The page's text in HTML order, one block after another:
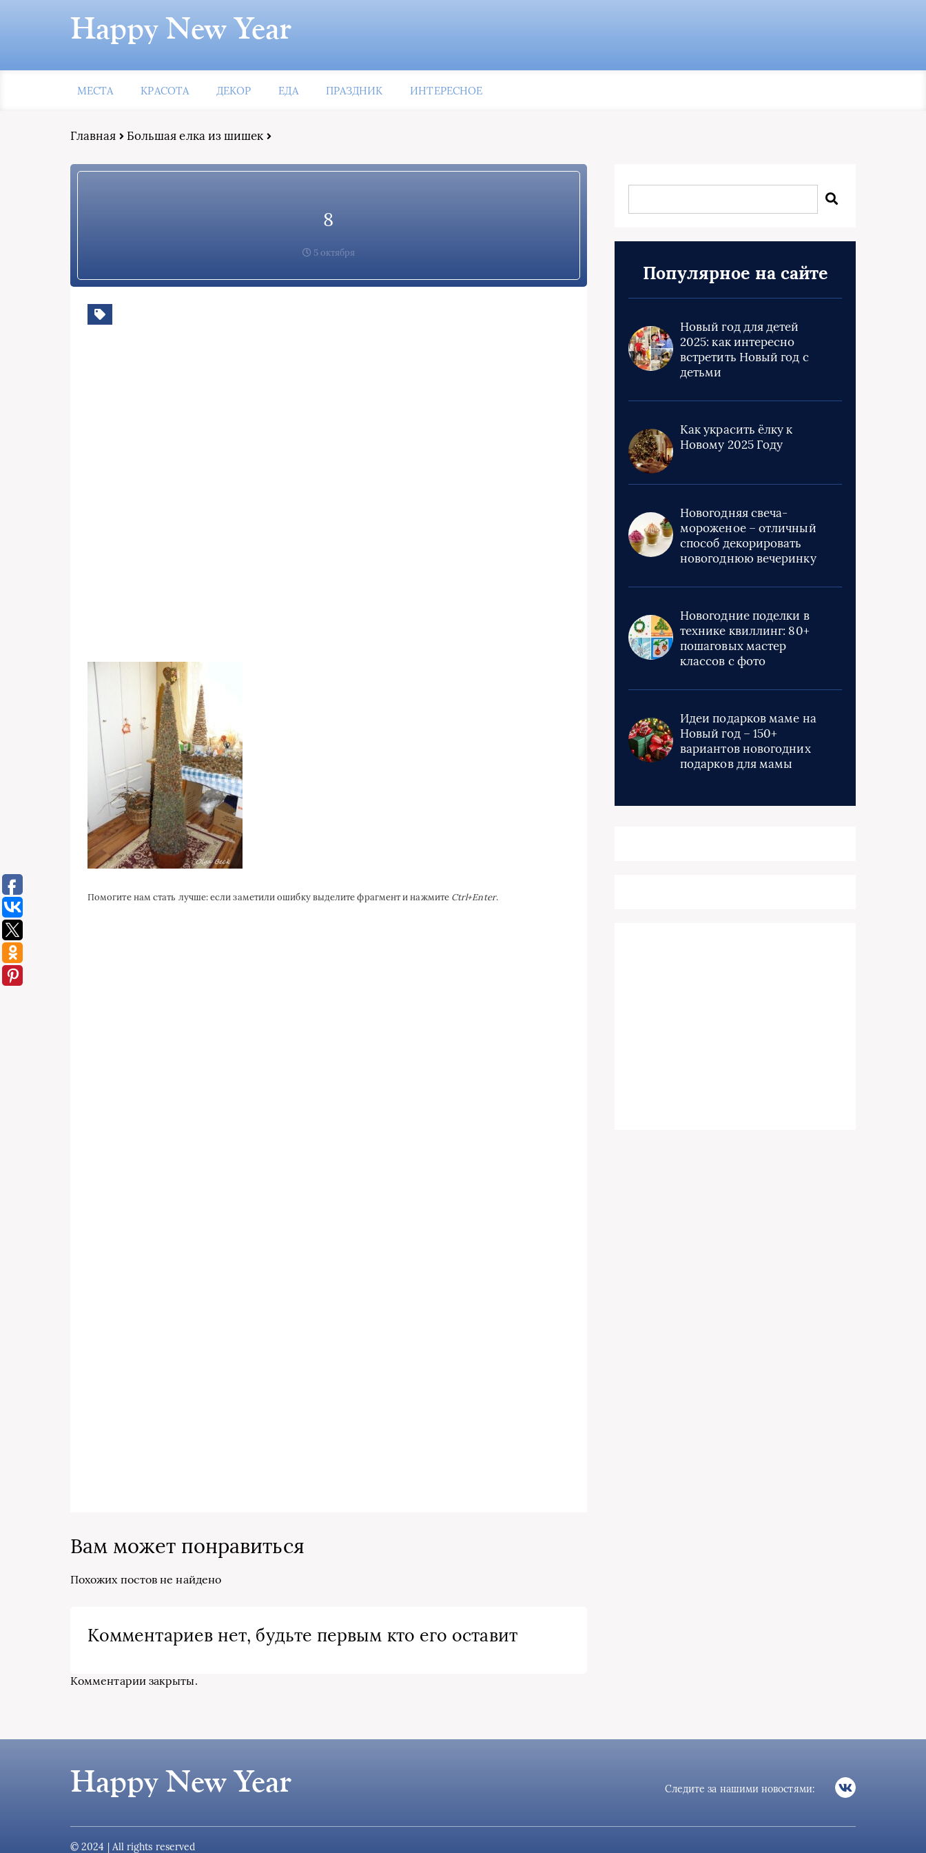
Happy New Year
МЕСТА КРАСОТА ДЕКОР ЕДА ПРАЗДНИК ИНТЕРЕСНОЕ
Главная Большая елка из шишек
8
5 октября
Помогите нам стать лучше: если заметили ошибку выделите фрагмент и нажмите Ctrl+Enter.
Вам может понравиться
Похожих постов не найдено
Комментариев нет, будьте первым кто его оставит
Комментарии закрыты.
Популярное на сайте
Новый год для детей
2025: как интересно
встретить Новый год с
детьми
Как украсить ёлку к
Новому 2025 Году
Новогодняя свеча-
мороженое – отличный
способ декорировать
новогоднюю вечеринку
Новогодние поделки в
технике квиллинг: 80+
пошаговых мастер
классов с фото
Идеи подарков маме на
Новый год – 150+
вариантов новогодних
подарков для мамы
Happy New Year Следите за нашими новостями:
© 2024 | All rights reserved